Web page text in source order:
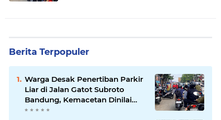
Berita Terpopuler
Warga Desak Penertiban Parkir
Liar di Jalan Gatot Subroto
Bandung, Kemacetan Dinilai
Makin Mengkhawatirkan